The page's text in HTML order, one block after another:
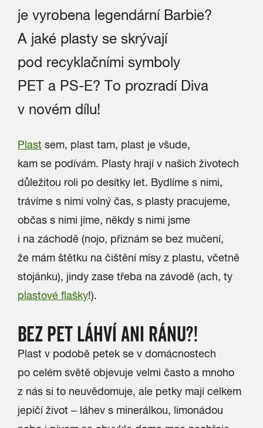
je vyrobena legendární Barbie?
A jaké plasty se skrývají
pod recyklačními symboly
PET a PS-E? To prozradí Diva
v novém dílu!
Plast sem, plast tam, plast je všude,
kam se podívám. Plasty hrají v našich životech
důležitou roli po desítky let. Bydlíme s nimi,
trávíme s nimi volný čas, s plasty pracujeme,
občas s nimi jíme, někdy s nimi jsme
i na záchodě (nojo, přiznám se bez mučení,
že mám štětku na čištění mísy z plastu, včetně
stojánku), jindy zase třeba na závodě (ach, ty
plastové flašky!).
BEZ PET LÁHVÍ ANI RÁNU?!
Plast v podobě petek se v domácnostech
po celém světě objevuje velmi často a mnoho
z nás si to neuvědomuje, ale petky mají celkem
jepičí život – láhev s minerálkou, limonádou